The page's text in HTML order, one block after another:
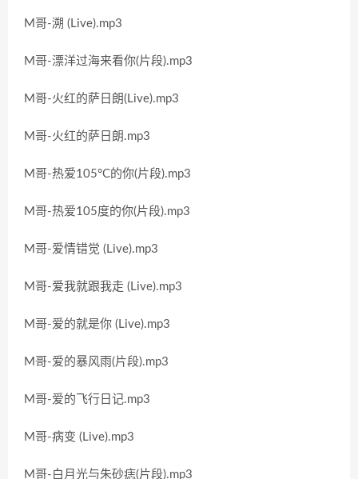
M哥-溯 (Live).mp3
M哥-漂洋过海来看你(片段).mp3
M哥-火红的萨日朗(Live).mp3
M哥-火红的萨日朗.mp3
M哥-热爱105°C的你(片段).mp3
M哥-热爱105度的你(片段).mp3
M哥-爱情错觉 (Live).mp3
M哥-爱我就跟我走 (Live).mp3
M哥-爱的就是你 (Live).mp3
M哥-爱的暴风雨(片段).mp3
M哥-爱的飞行日记.mp3
M哥-病变 (Live).mp3
M哥-白月光与朱砂痣(片段).mp3